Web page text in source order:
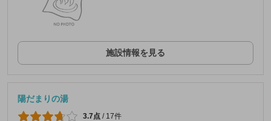
施設情報を見る
陽だまりの湯
3.7点 / 17件